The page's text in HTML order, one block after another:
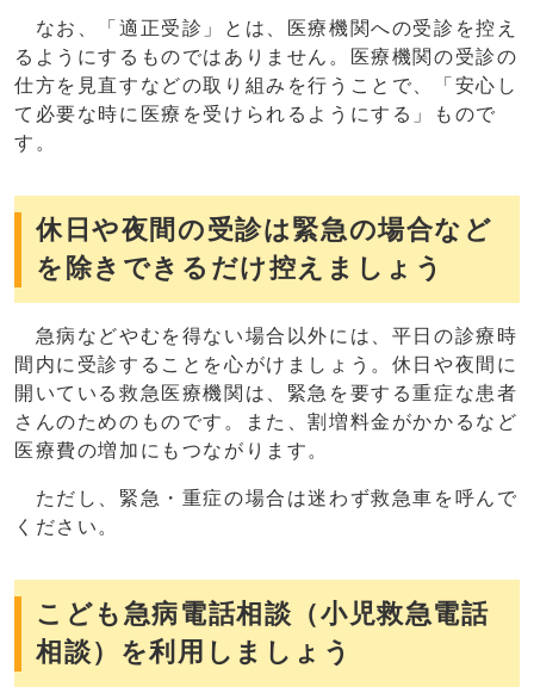
なお、「適正受診」とは、医療機関への受診を控え
るようにするものではありません。医療機関の受診の
仕方を見直すなどの取り組みを行うことで、「安心し
て必要な時に医療を受けられるようにする」もので
す。
休日や夜間の受診は緊急の場合など
を除きできるだけ控えましょう
急病などやむを得ない場合以外には、平日の診療時
間内に受診することを心がけましょう。休日や夜間に
開いている救急医療機関は、緊急を要する重症な患者
さんのためのものです。また、割増料金がかかるなど
医療費の増加にもつながります。
ただし、緊急・重症の場合は迷わず救急車を呼んで
ください。
こども急病電話相談（小児救急電話
相談）を利用しましょう